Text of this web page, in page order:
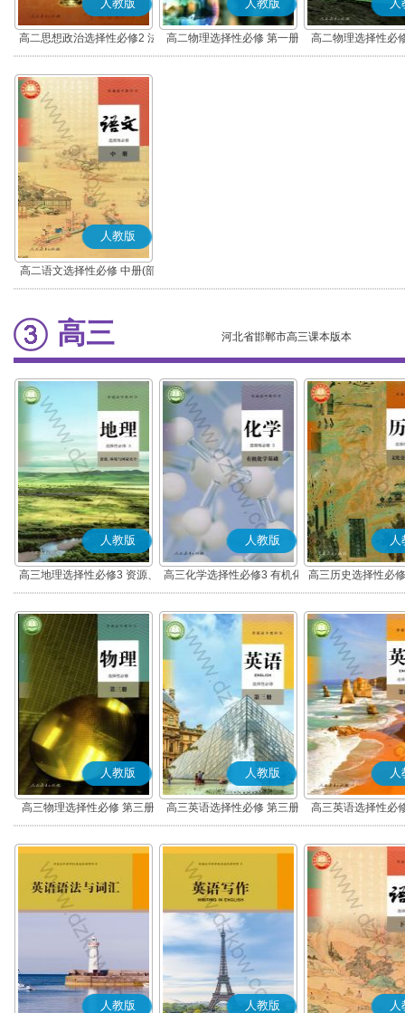
人教版
高二思想政治选择性必修2 法
律与生活(部编版)
人教版
高二物理选择性必修 第一册
人
高二物理选择性必
人教版
高二语文选择性必修 中册(部
编版)
高三 河北省邯郸市高三课本版本
人教版
高三地理选择性必修3 资源、
环境与国家安全
人教版
高三化学选择性必修3 有机化
学基础
人
高三历史选择性必
流与传播(部
人教版
高三物理选择性必修 第三册
人教版
高三英语选择性必修 第三册
人
高三英语选择性必
人教版 人教版 人